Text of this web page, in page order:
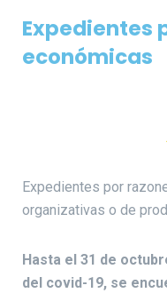
Expedientes
económicas
Expedientes por
organizativas o de
Hasta el 31 de
del covid-19, se